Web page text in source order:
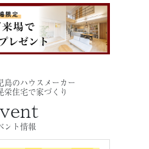
島のハウスメーカー
住宅で家づくり
ント情報